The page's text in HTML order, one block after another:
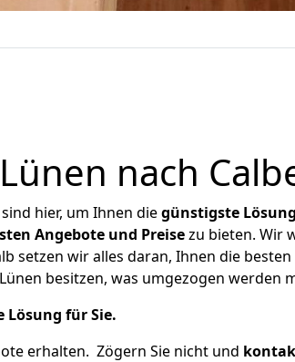
nach
hier, um Ihnen diegünstigste Lösung
Angebote und Preisezu bieten. Wir
setzen wir alles daran, Ihnen die
besitzen, was umgezogen werden
Lösung für Sie.
erhalten. Zögern Sie nicht und